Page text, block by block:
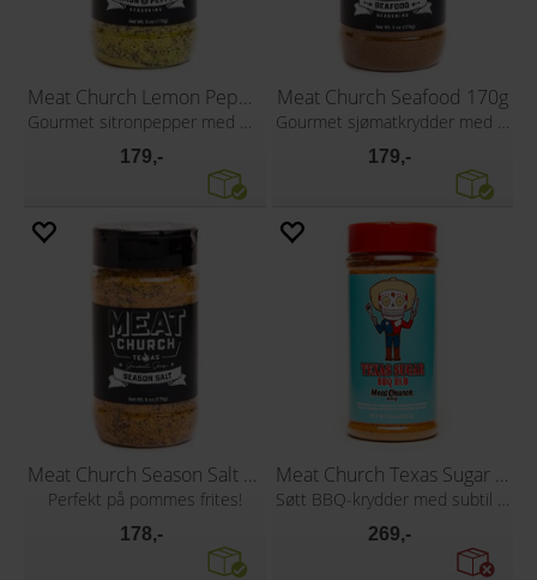
Meat Church Lemon Pepper 170g
Gourmet sitronpepper med BBQ-twist
179,-
Meat Church Seafood 170g
Gourmet sjømatkrydder med futt!
179,-
Meat Church Season Salt 170g
Perfekt på pommes frites!
178,-
Meat Church Texas Sugar 340g
269,-